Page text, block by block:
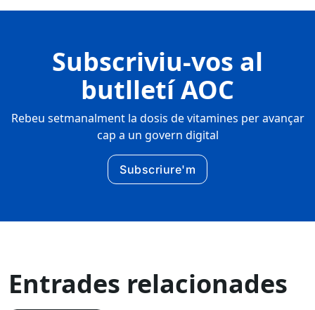
Subscriviu-vos al
butlletí AOC
Rebeu setmanalment la dosis de vitamines per avançar
cap a un govern digital
Subscriure'm
Entrades relacionades